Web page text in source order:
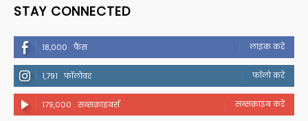
STAY CONNECTED
18,000 फैंस लाइक करें
1,791 फॉलोवर फॉलो करें
179,000 सब्सक्राइबर्स सब्सक्राइब करें